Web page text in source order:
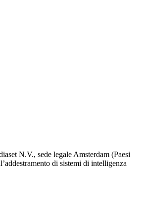
N.V., sede legale Amsterdam (Paesi
di sistemi di intelligenza